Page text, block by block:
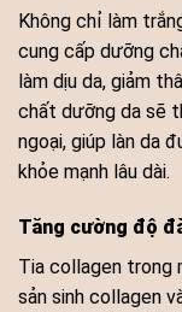
Không chỉ làm
cung cấp dưỡng
làm dịu da, giảm
chất dưỡng da sẽ
ngoại, giúp làn da
khỏe mạnh lâu dài.
Tăng cường độ
Tia collagen trong
sản sinh collagen